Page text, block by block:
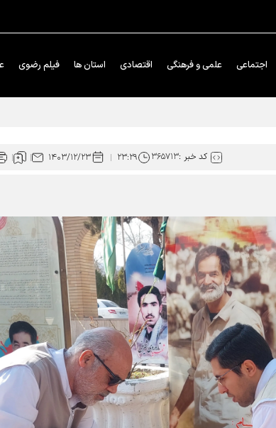
اجتماعی علمی و فرهنگی اقتصادی استان ها فیلم رضوی
کد خبر :۳۶۵۷۱۳ ۲۳:۲۹ ۱۴۰۳/۱۲/۲۳